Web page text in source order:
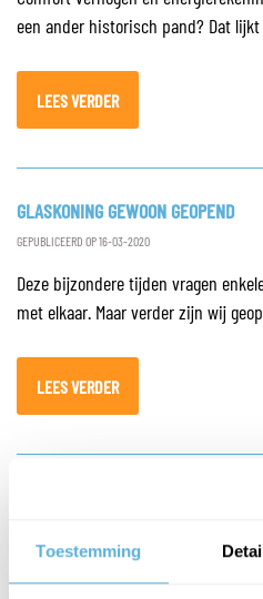
Toestemming
een ander historisch pand? Dat
LEES VERDER
GLASKONING GEWOON GEOPEND
GEPUBLICEERD OP 16-03-2020
Deze bijzondere tijden vragen
met elkaar. Maar verder zijn wij
LEES VERDER
EENVOUDIGER EN SNELLER
GEPUBLICEERD OP 12-01-2020